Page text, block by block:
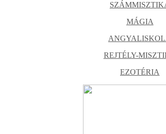
MÁGIA
REJTÉLY-
EZOTÉRIA